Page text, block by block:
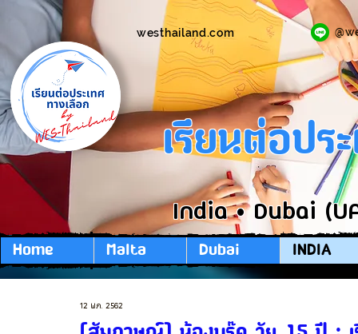
westhailand.com
เรียนต่อปร
India • Dubai
Home Malta Dubai INDIA
12 พ.ค. 2562